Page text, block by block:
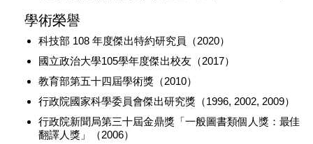
學術榮譽
科技部 108 年度傑出特約研究員（2020）
國立政治大學105學年度傑出校友（2017）
教育部第五十四屆學術獎（2010）
行政院國家科學委員會傑出研究獎（1996, 2002, 2009）
行政院新聞局第三十屆金鼎獎「一般圖書類個人獎：最佳
翻譯人獎」（2006）